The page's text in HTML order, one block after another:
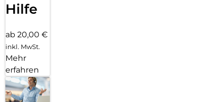
Hilfe
ab 20,00 €
inkl. MwSt.
Mehr
erfahren